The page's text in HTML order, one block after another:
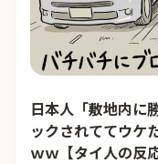
日本人「敷地内に
ックされててウケ
ｗｗ【タイ人の反応